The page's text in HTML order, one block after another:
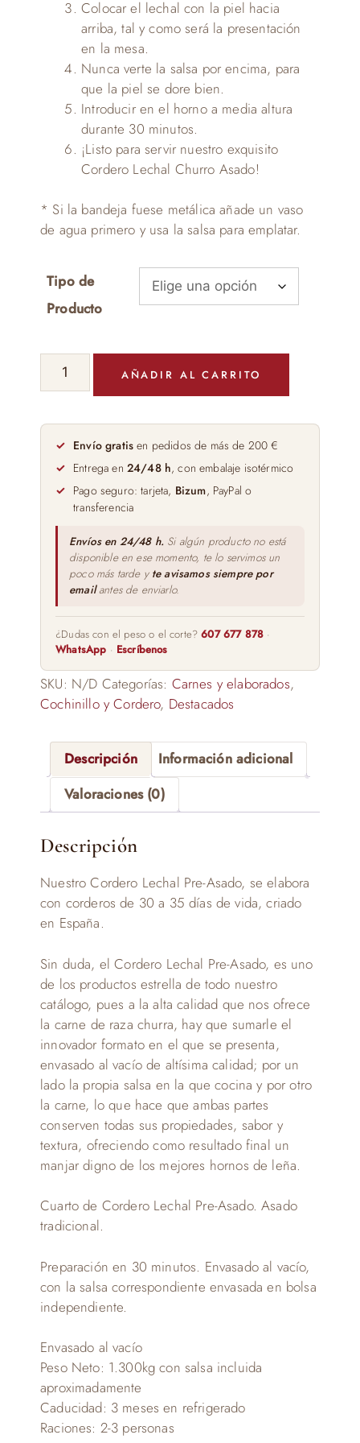
Colocar el lechal con la piel hacia
arriba, tal y como será la presentación
en la mesa.
Nunca verte la salsa por encima, para
que la piel se dore bien.
Introducir en el horno a media altura
durante 30 minutos.
¡Listo para servir nuestro exquisito
Cordero Lechal Churro Asado!
* Si la bandeja fuese metálica añade un vaso
de agua primero y usa la salsa para emplatar.
Tipo de
Producto
Cuarto
Segoviano
Pre-
Asado
cantidad
AÑADIR AL CARRITO
Envío gratis en pedidos de más de 200 €
Entrega en 24/48 h, con embalaje isotérmico
Pago seguro: tarjeta, Bizum, PayPal o
transferencia
Envíos en 24/48 h. Si algún producto no está
disponible en ese momento, te lo servimos un
poco más tarde y te avisamos siempre por
emailantes de enviarlo.
¿Dudas con el peso o el corte?607 677 878 ·
WhatsApp · Escríbenos
SKU: N/D Categorías: Carnes y elaborados,
Cochinillo y Cordero, Destacados
Descripción
Información adicional
Valoraciones (0)
Descripción
Nuestro Cordero Lechal Pre-Asado, se elabora
con corderos de 30 a 35 días de vida, criado
en España.
Sin duda, el Cordero Lechal Pre-Asado, es uno
de los productos estrella de todo nuestro
catálogo, pues a la alta calidad que nos ofrece
la carne de raza churra, hay que sumarle el
innovador formato en el que se presenta,
envasado al vacío de altísima calidad; por un
lado la propia salsa en la que cocina y por otro
la carne, lo que hace que ambas partes
conserven todas sus propiedades, sabor y
textura, ofreciendo como resultado final un
manjar digno de los mejores hornos de leña.
Cuarto de Cordero Lechal Pre-Asado. Asado
tradicional.
Preparación en 30 minutos. Envasado al vacío,
con la salsa correspondiente envasada en bolsa
independiente.
Envasado al vacío
Peso Neto: 1.300kg con salsa incluida
aproximadamente
Caducidad: 3 meses en refrigerado
Raciones: 2-3 personas